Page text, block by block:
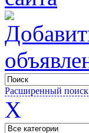
Расширенный поиск
X